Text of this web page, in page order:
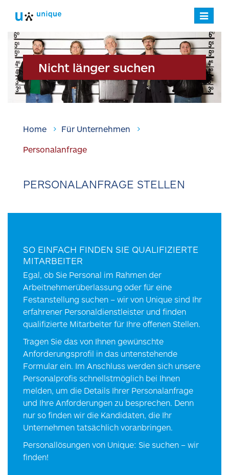
Nicht länger suchen
PERSONALANFRAGEN
STANDORT FINDEN
KONTAKT AUFNEHMEN
Home Für Unternehmen
Personalanfrage
PERSONALANFRAGE STELLEN
SO EINFACH FINDEN SIE QUALIFIZIERTE
MITARBEITER
Egal, ob Sie Personal im Rahmen der
Arbeitnehmerüberlassung oder für eine
Festanstellung suchen – wir von Unique sind Ihr
erfahrener Personaldienstleister und finden
qualifizierte Mitarbeiter für Ihre offenen Stellen.
Tragen Sie das von Ihnen gewünschte
Anforderungsprofil in das untenstehende
Formular ein. Im Anschluss werden sich unsere
Personalprofis schnellstmöglich bei Ihnen
melden, um die Details Ihrer Personalanfrage
und Ihre Anforderungen zu besprechen. Denn
nur so finden wir die Kandidaten, die Ihr
Unternehmen tatsächlich voranbringen.
Personallösungen von Unique: Sie suchen – wir
finden!